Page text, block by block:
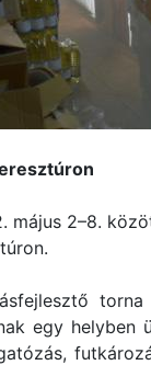
május 2–8.
egy helyben